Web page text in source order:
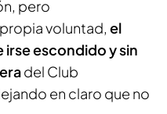
pero
voluntad, el
irse escondido y sin
del Club
en claro que no